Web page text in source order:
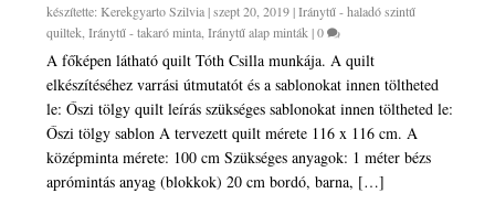
készítette:Kerekgyarto Szilvia|szept 20, 2019|Iránytű - haladó szintű
quiltek ,Iránytű - takaró minta ,Iránytű alap minták |0
A főképen látható quilt Tóth Csilla munkája. A quilt
elkészítéséhez varrási útmutatót és a sablonokat innen töltheted
le: Őszi tölgy quilt leírás szükséges sablonokat innen töltheted le:
Őszi tölgy sablon A tervezett quilt mérete 116 x 116 cm. A
középminta mérete: 100 cm Szükséges anyagok: 1 méter bézs
aprómintás anyag (blokkok) 20 cm bordó, barna, […]